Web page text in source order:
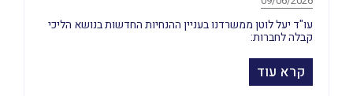
עו"ד יעל לוטן ממשרדנו בעניין ההנחיות החדשות בנושא הליכי
קבלה לחברות:
קרא עוד